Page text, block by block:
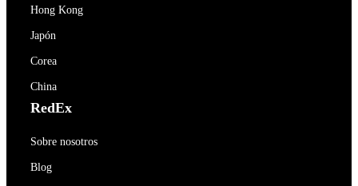
Hong Kong
Japón
Corea
China
RedEx
Sobre nosotros
Blog